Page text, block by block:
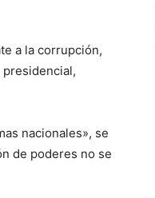
a la corrupción,
presidencial,
nacionales», se
de poderes no se